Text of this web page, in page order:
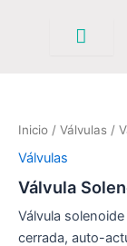
Inicio / Válvulas /
Válvulas
Válvula
Válvula
cerrada, auto-